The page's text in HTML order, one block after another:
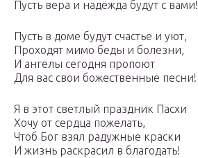
Пусть вера и надежда будут с вами!
Пусть в доме будут счастье и уют,
Проходят мимо беды и болезни,
И ангелы сегодня пропоют
Для вас свои божественные песни!
Я в этот светлый праздник Пасхи
Хочу от сердца пожелать,
Чтоб Бог взял радужные краски
И жизнь раскрасил в благодать!